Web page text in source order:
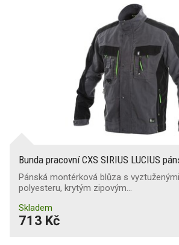
Bunda pracovní CXS SIRIUS LUCIUS
Pánská montérková blůza s
polyesteru, krytým zipovým…
Skladem
713 Kč